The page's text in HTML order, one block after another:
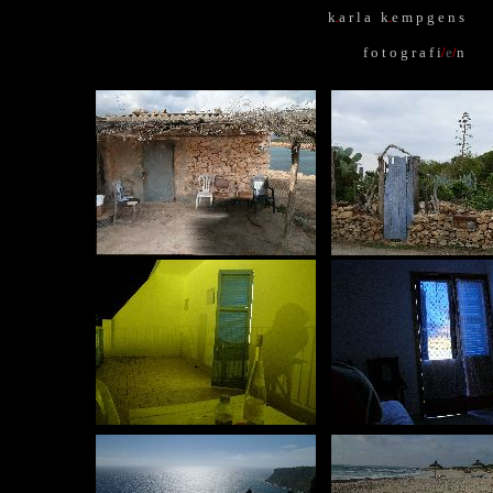
k.a r l a k.e m p g e n s
f o t o g r a f i/e/n